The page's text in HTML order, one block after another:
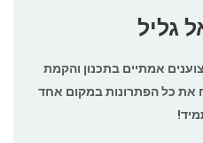
גליל
אמתיים בתכנון והקמת
את כל הפתרונות במקום אחד